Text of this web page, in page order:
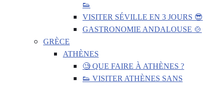
👟
VISITER SÉVILLE EN 3 JOURS 😎
GASTRONOMIE ANDALOUSE 🍲
GRÈCE
ATHÈNES
🧐 QUE FAIRE À ATHÈNES ?
👟 VISITER ATHÈNES SANS